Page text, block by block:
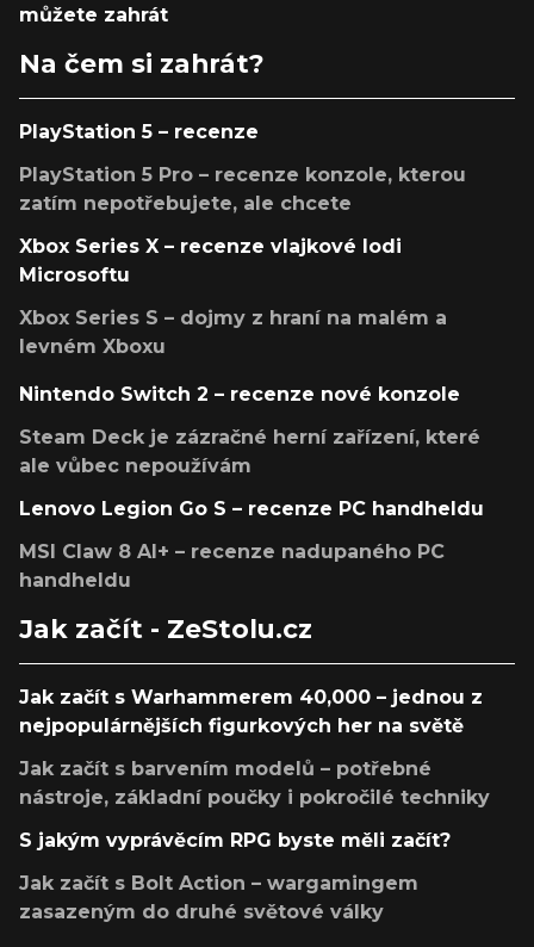
můžete zahrát
Na čem si zahrát?
PlayStation 5 – recenze
PlayStation 5 Pro – recenze konzole, kterou
zatím nepotřebujete, ale chcete
Xbox Series X – recenze vlajkové lodi
Microsoftu
Xbox Series S – dojmy z hraní na malém a
levném Xboxu
Nintendo Switch 2 – recenze nové konzole
Steam Deck je zázračné herní zařízení, které
ale vůbec nepoužívám
Lenovo Legion Go S – recenze PC handheldu
MSI Claw 8 AI+ – recenze nadupaného PC
handheldu
Jak začít - ZeStolu.cz
Jak začít s Warhammerem 40,000 – jednou z
nejpopulárnějších figurkových her na světě
Jak začít s barvením modelů – potřebné
nástroje, základní poučky i pokročilé techniky
S jakým vyprávěcím RPG byste měli začít?
Jak začít s Bolt Action – wargamingem
zasazeným do druhé světové války